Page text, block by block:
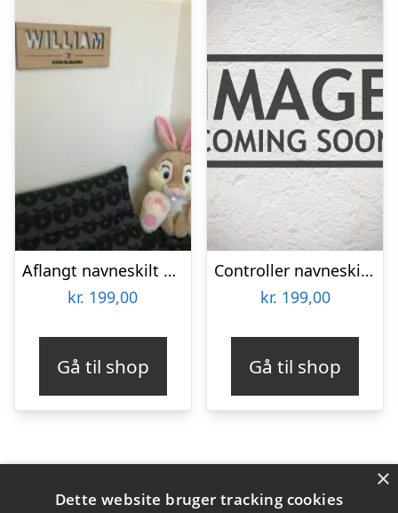
Aflangt navneskilt – træ
kr. 199,00
Gå til shop
Controller navneskilt – træ
kr. 199,00
Gå til shop
Varekategorier
×
Dette website bruger tracking cookies